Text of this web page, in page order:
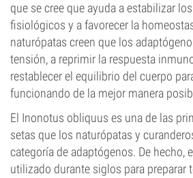
que se cree que ayuda a estabilizar
fisiológicos y a favorecer la
naturópatas creen que los
tensión, a reprimir la respuesta
restablecer el equilibrio del cuerpo
funcionando de la mejor manera
El Inonotus obliquus es una de las
setas que los naturópatas y
categoría de adaptógenos. De hecho,
utilizado durante siglos para preparar